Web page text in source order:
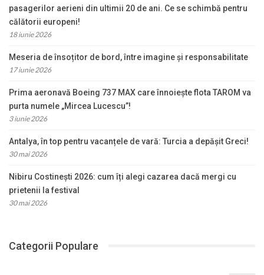
pasagerilor aerieni din ultimii 20 de ani. Ce se schimbă pentru
călătorii europeni!
18 iunie 2026
Meseria de însoțitor de bord, între imagine și responsabilitate
17 iunie 2026
Prima aeronavă Boeing 737 MAX care înnoiește flota TAROM va
purta numele „Mircea Lucescu”!
3 iunie 2026
Antalya, în top pentru vacanțele de vară: Turcia a depășit Greci!
30 mai 2026
Nibiru Costinești 2026: cum îți alegi cazarea dacă mergi cu
prietenii la festival
30 mai 2026
Categorii Populare